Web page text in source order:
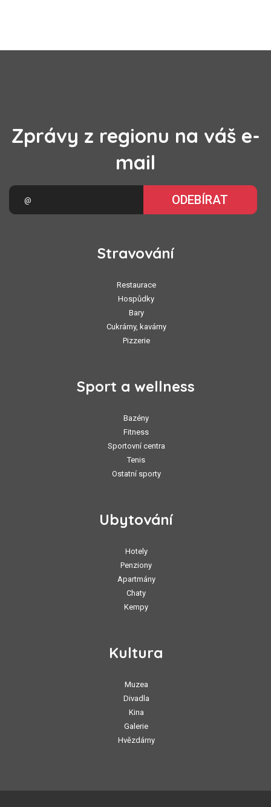
Zprávy z regionu na váš e-
mail
ODEBÍRAT
Stravování
Restaurace
Hospůdky
Bary
Cukrárny, kavárny
Pizzerie
Sport a wellness
Bazény
Fitness
Sportovní centra
Tenis
Ostatní sporty
Ubytování
Hotely
Penziony
Apartmány
Chaty
Kempy
Kultura
Muzea
Divadla
Kina
Galerie
Hvězdárny